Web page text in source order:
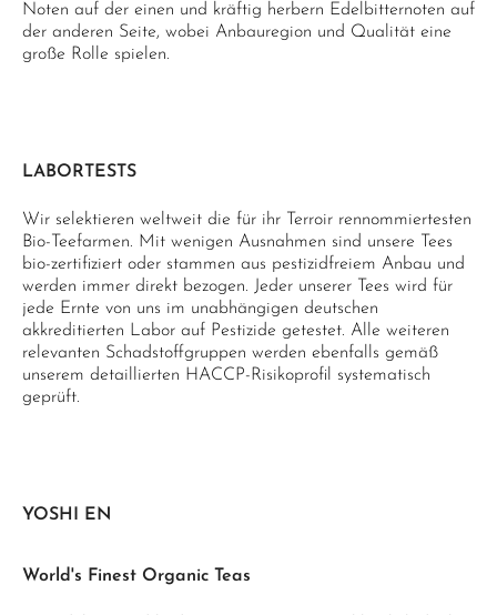
Noten auf der einen und kräftig herbern Edelbitternoten auf
der anderen Seite, wobei Anbauregion und Qualität eine
große Rolle spielen.
LABORTESTS
Wir selektieren weltweit die für ihr Terroir rennommiertesten
Bio-Teefarmen. Mit wenigen Ausnahmen sind unsere Tees
bio-zertifiziert oder stammen aus pestizidfreiem Anbau und
werden immer direkt bezogen. Jeder unserer Tees wird für
jede Ernte von uns im unabhängigen deutschen
akkreditierten Labor auf Pestizide getestet. Alle weiteren
relevanten Schadstoffgruppen werden ebenfalls gemäß
unserem detaillierten HACCP-Risikoprofil systematisch
geprüft.
YOSHI EN
World's Finest Organic Teas